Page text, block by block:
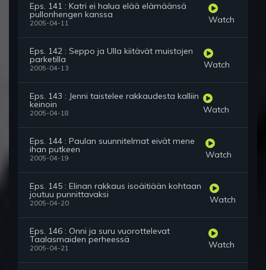
Eps. 141 : Katri ei halua elää elämäänsä
pullonhengen kanssa
2005-04-11 Watch
Eps. 142 : Seppo ja Ulla kiitävät muistojen
parketilla
2005-04-13 Watch
Eps. 143 : Jenni taistelee rakkaudesta kalliin
keinoin
2005-04-18 Watch
Eps. 144 : Paulan suunnitelmat eivät mene
ihan putkeen
2005-04-19 Watch
Eps. 145 : Elinan rakkaus isoäitiään kohtaan
joutuu punnittavaksi
2005-04-20 Watch
Eps. 146 : Onni ja suru vuorottelevat
Taalasmaiden perheessä
2005-04-21 Watch